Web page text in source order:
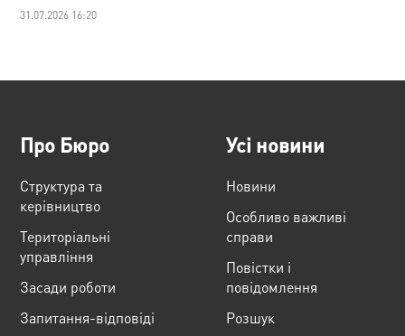
31.07.2026 16:20
Про Бюро
Структура та
керівництво
Територіальні
управління
Засади роботи
Запитання-відповіді
Усі новини
Новини
Особливо важливі
справи
Повістки і
повідомлення
Розшук